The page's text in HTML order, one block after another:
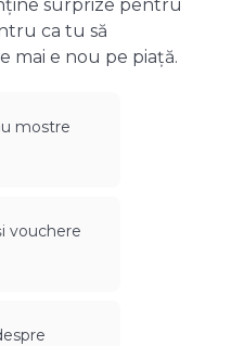
surprize pentru
ca tu să
mai e nou pe piață.
mostre
vouchere